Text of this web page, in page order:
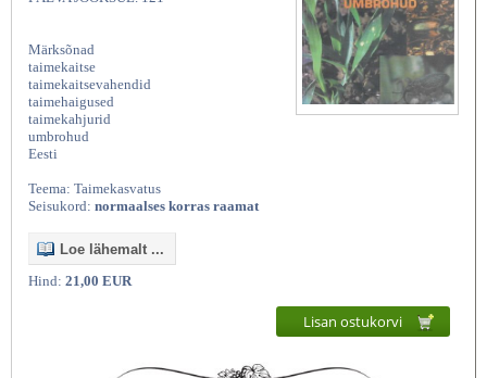
Märksõnad
taimekaitse
taimekaitsevahendid
taimehaigused
taimekahjurid
umbrohud
Eesti
Teema: Taimekasvatus
Seisukord: normaalses korras raamat
Loe lähemalt ...
Hind: 21,00 EUR
Lisan ostukorvi